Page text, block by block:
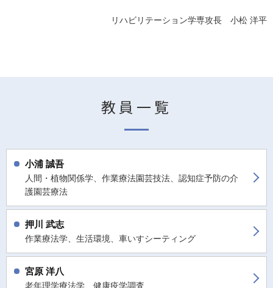
リハビリテーション学専攻長 小松 洋平
教員一覧
小浦 誠吾
人間・植物関係学、作業療法園芸技法、認知症予防の介
護園芸療法
押川 武志
作業療法学、生活環境、車いすシーティング
宮原 洋八
老年理学療法学、健康疫学調査